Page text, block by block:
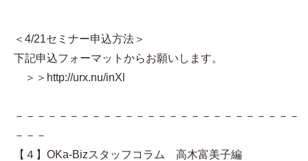
＜4/21セミナー申込方法＞
下記申込フォーマットからお願いします。
＞＞http://urx.nu/inXl
－－－－－－－－－－－－－－－－－－－－－－－－－－
－－－
【４】OKa-Bizスタッフコラム 高木富美子編